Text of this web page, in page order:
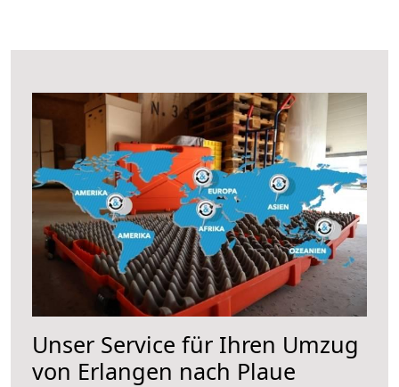
Unser Service für Ihren Umzug
von Erlangen nach Plaue